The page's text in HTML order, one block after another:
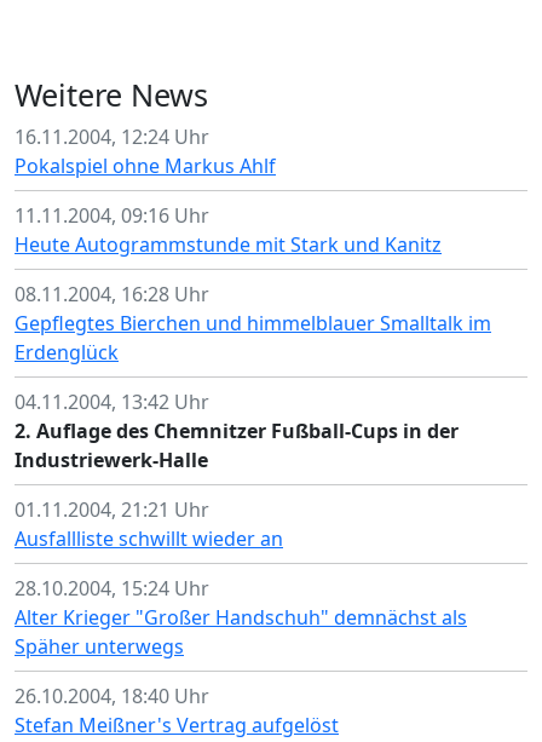
Weitere News
16.11.2004, 12:24 Uhr
Pokalspiel ohne Markus Ahlf
11.11.2004, 09:16 Uhr
Heute Autogrammstunde mit Stark und Kanitz
08.11.2004, 16:28 Uhr
Gepflegtes Bierchen und himmelblauer Smalltalk im
Erdenglück
04.11.2004, 13:42 Uhr
2. Auflage des Chemnitzer Fußball-Cups in der
Industriewerk-Halle
01.11.2004, 21:21 Uhr
Ausfallliste schwillt wieder an
28.10.2004, 15:24 Uhr
Alter Krieger "Großer Handschuh" demnächst als
Späher unterwegs
26.10.2004, 18:40 Uhr
Stefan Meißner's Vertrag aufgelöst